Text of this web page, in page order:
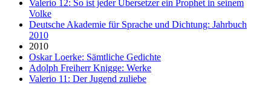
Valerio 12: So ist jeder Übersetzer ein Prophet in seinem
Volke
Deutsche Akademie für Sprache und Dichtung: Jahrbuch
2010
2010
Oskar Loerke: Sämtliche Gedichte
Adolph Freiherr Knigge: Werke
Valerio 11: Der Jugend zuliebe